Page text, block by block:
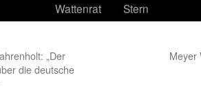
Wattenrat
Stern
„Der
die deutsche
Meyer